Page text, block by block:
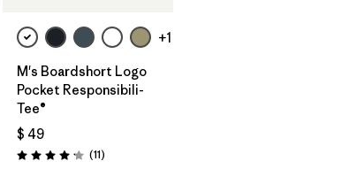
+1
M's Boardshort Logo
Pocket Responsibili-
Tee®
$ 49
Valoración: 4.2 / 5
(11Comentarios
)